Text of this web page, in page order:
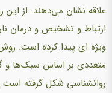
علاقه نشان می‌دهند. از
ارتباط و تشخیص و درمان
ویژه ای پیدا کرده است.
متعددی بر اساس سبک‌ها و
روانشناسی شکل گرفته است